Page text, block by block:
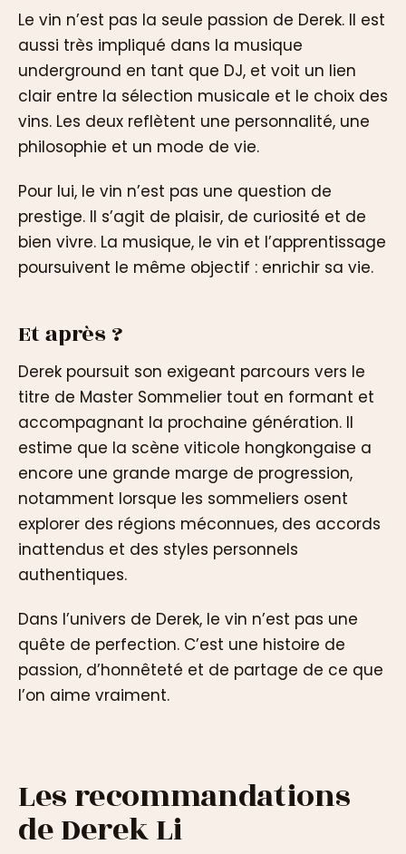
Le vin n’est pas la seule passion de Derek. Il est
aussi très impliqué dans la musique
underground en tant que DJ, et voit un lien
clair entre la sélection musicale et le choix des
vins. Les deux reflètent une personnalité, une
philosophie et un mode de vie.
Pour lui, le vin n’est pas une question de
prestige. Il s’agit de plaisir, de curiosité et de
bien vivre. La musique, le vin et l’apprentissage
poursuivent le même objectif : enrichir sa vie.
Et après ?
Derek poursuit son exigeant parcours vers le
titre de Master Sommelier tout en formant et
accompagnant la prochaine génération. Il
estime que la scène viticole hongkongaise a
encore une grande marge de progression,
notamment lorsque les sommeliers osent
explorer des régions méconnues, des accords
inattendus et des styles personnels
authentiques.
Dans l’univers de Derek, le vin n’est pas une
quête de perfection. C’est une histoire de
passion, d’honnêteté et de partage de ce que
l’on aime vraiment.
Les recommandations
de Derek Li